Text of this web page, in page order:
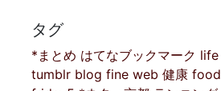
タグ
*まとめ はてなブックマーク life
tumblr blog fine web 健康 food